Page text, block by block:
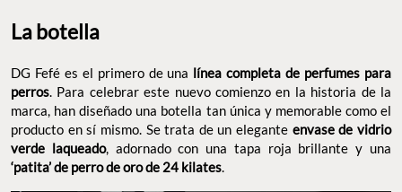
La botella
DG Fefé es el primero de una línea completa de perfumes para
perros. Para celebrar este nuevo comienzo en la historia de la
marca, han diseñado una botella tan única y memorable como el
producto en sí mismo. Se trata de un elegante envase de vidrio
verde laqueado, adornado con una tapa roja brillante y una
‘patita’ de perro de oro de 24 kilates.